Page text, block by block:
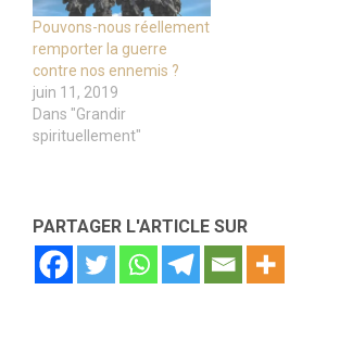
Pouvons-nous réellement
remporter la guerre
contre nos ennemis ?
juin 11, 2019
Dans "Grandir
spirituellement"
PARTAGER L'ARTICLE SUR